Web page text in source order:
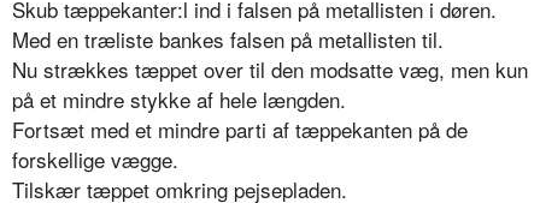
Skub tæppekanter:l ind i falsen på metallisten i døren.
Med en træliste bankes falsen på metallisten til.
Nu strækkes tæppet over til den modsatte væg, men kun
på et mindre stykke af hele længden.
Fortsæt med et mindre parti af tæppekanten på de
forskellige vægge.
Tilskær tæppet omkring pejsepladen.